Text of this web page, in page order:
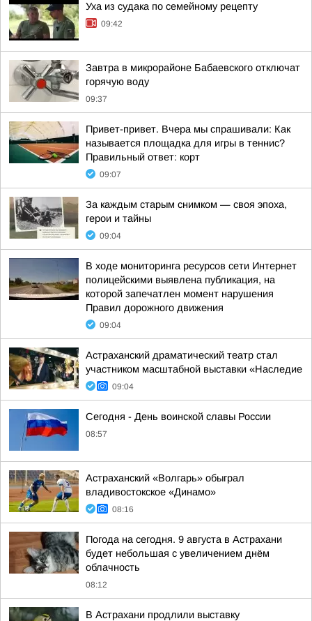
Уха из судака по семейному рецепту
09:42
Завтра в микрорайоне Бабаевского отключат
горячую воду
09:37
Привет-привет. Вчера мы спрашивали: Как
называется площадка для игры в теннис?
Правильный ответ: корт
09:07
За каждым старым снимком — своя эпоха,
герои и тайны
09:04
В ходе мониторинга ресурсов сети Интернет
полицейскими выявлена публикация, на
которой запечатлен момент нарушения
Правил дорожного движения
09:04
Астраханский драматический театр стал
участником масштабной выставки «Наследие
09:04
Сегодня - День воинской славы России
08:57
Астраханский «Волгарь» обыграл
владивостокское «Динамо»
08:16
Погода на сегодня. 9 августа в Астрахани
будет небольшая с увеличением днём
облачность
08:12
В Астрахани продлили выставку